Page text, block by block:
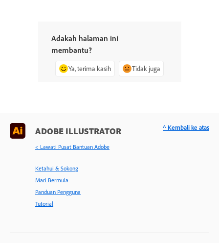
Adakah halaman ini
membantu?
Ya, terima kasih Tidak juga
ADOBE ILLUSTRATOR
< Lawati Pusat Bantuan Adobe
Ketahui & Sokong
Mari Bermula
Panduan Pengguna
Tutorial
^ Kembali ke atas